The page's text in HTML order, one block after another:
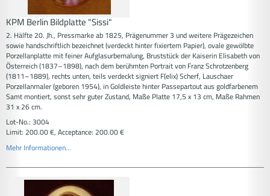
KPM Berlin Bildplatte "Sissi"
2. Hälfte 20. Jh., Pressmarke ab 1825, Prägenummer 3 und weitere Prägezeichen
sowie handschriftlich bezeichnet (verdeckt hinter fixiertem Papier), ovale gewölbte
Porzellanplatte mit feiner Aufglasurbemalung, Bruststück der Kaiserin Elisabeth von
Österreich (1837–1898), nach dem berühmten Portrait von Franz Schrotzenberg
(1811–1889), rechts unten, teils verdeckt signiert F(elix) Scherf, Lauschaer
Porzellanmaler (geboren 1954), in Goldleiste hinter Passepartout aus goldfarbenem
Samt montiert, sonst sehr guter Zustand, Maße Platte 17,5 x 13 cm, Maße Rahmen
31 x 26 cm.
Lot-No.: 3004
Limit: 200.00 €, Acceptance: 200.00 €
Mehr Informationen...